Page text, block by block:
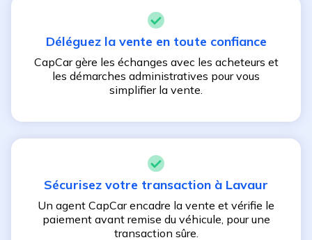
Déléguez la vente en toute confiance
CapCar gère les échanges avec les acheteurs et
les démarches administratives pour vous
simplifier la vente.
Sécurisez votre transaction à Lavaur
Un agent CapCar encadre la vente et vérifie le
paiement avant remise du véhicule, pour une
transaction sûre.